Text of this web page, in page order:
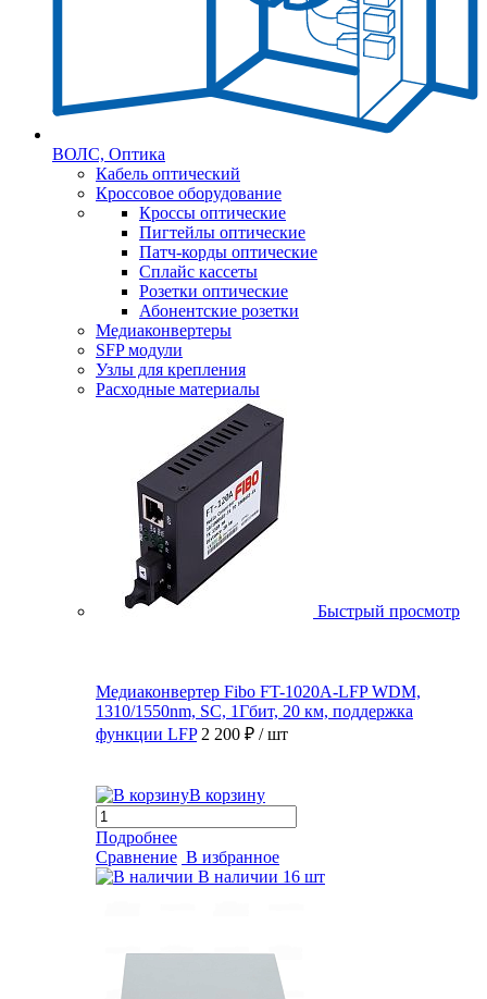
ВОЛС, Оптика
Кабель оптический
Кроссовое оборудование
Кроссы оптические
Пигтейлы оптические
Патч-корды оптические
Сплайс кассеты
Розетки оптические
Абонентские розетки
Медиаконвертеры
SFP модули
Узлы для крепления
Расходные материалы
Быстрый просмотр
Медиаконвертер Fibo FT-1020A-LFP WDM,
1310/1550nm, SC, 1Гбит, 20 км, поддержка
функции LFP 2 200 ₽ / шт
В корзину
Подробнее
Сравнение В избранное
В наличии 16 шт